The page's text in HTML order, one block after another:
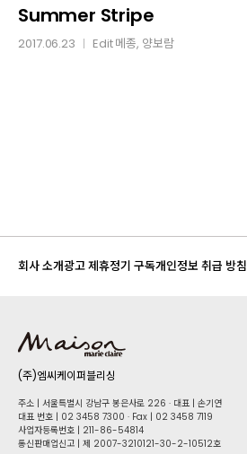
Stripe
Summer Stripe
2017.06.23 Edit메종, 양보람
회사 소개광고 제휴정기 구독개인정보 취급 방침
(주)엠씨케이퍼블리싱
주소 | 서울특별시 강남구 봉은사로 226 · 대표 | 손기연
대표 번호 | 02 34​58 7300 · Fax | 02 34​58 7119
사업자등록번호 | 211-86-5​4814
통신판매업신고 | 제 2007-3210121-30-2-10512호